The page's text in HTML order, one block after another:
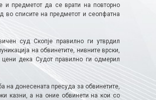
и предметот да се врати на повторно
во списите на предметот и сеопфатна
суд Скопје правилно ги утврдил
на обвинетите, нивните врски,
цени дека Судот правилно ги одмерил
на донесената пресуда за обвинетите,
казни, а на оние обвинети на кои со